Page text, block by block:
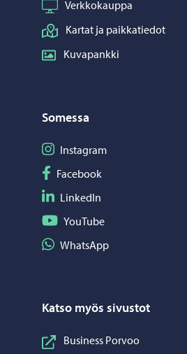
Verkkokauppa
Kartat ja paikkatiedot
Kuvapankki
Somessa
Seuraa Instagram
Instagram
Seuraa Facebook
Facebook
Seuraa LinkedIn
LinkedIn
Seuraa YouTube
YouTube
Jaa WhatsApp
WhatsApp
Katso myös sivustot
Business Porvoo